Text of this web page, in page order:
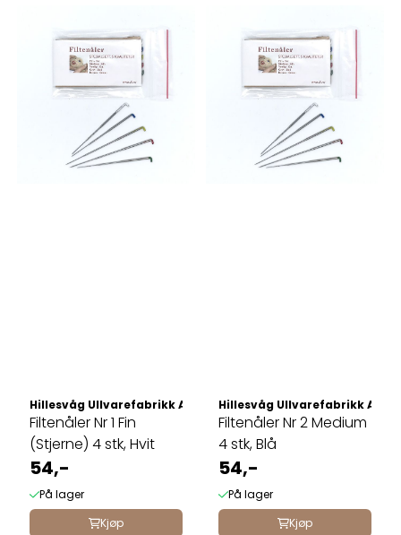
Hillesvåg Ullvarefabrikk AS
Filtenåler Nr 1 Fin
(Stjerne) 4 stk, Hvit
54,-
På lager
Kjøp
Hillesvåg Ullvarefabrikk AS
Filtenåler Nr 2 Medium
4 stk, Blå
54,-
På lager
Kjøp